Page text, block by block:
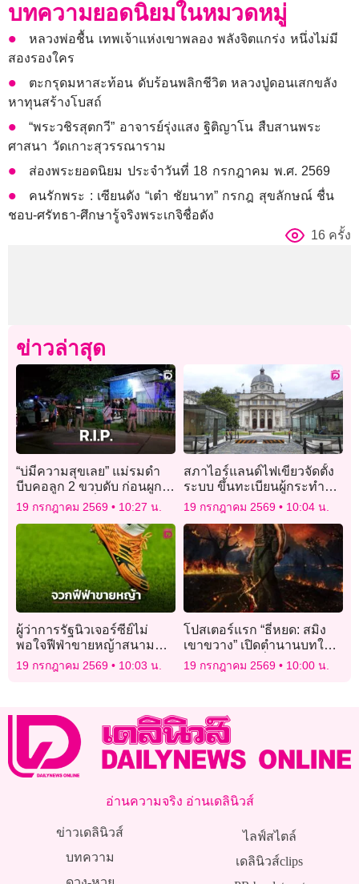
บทความยอดนิยมในหมวดหมู่
หลวงพ่อชื้น เทพเจ้าแห่งเขาพลอง พลังจิตแกร่ง หนึ่งไม่มี
สองรองใคร
ตะกรุดมหาสะท้อน ดับร้อนพลิกชีวิต หลวงปู่ดอนเสกขลัง
หาทุนสร้างโบสถ์
“พระวชิรสุตกวี” อาจารย์รุ่งแสง ฐิติญาโน สืบสานพระ
ศาสนา วัดเกาะสุวรรณาราม
ส่องพระยอดนิยม ประจำวันที่ 18 กรกฎาคม พ.ศ. 2569
คนรักพระ : เซียนดัง “เต๋า ชัยนาท” กรกฎ สุขลักษณ์ ชื่น
ชอบ-ศรัทธา-ศึกษารู้จริงพระเกจิชื่อดัง
16 ครั้ง
ข่าวล่าสุด
“บ่มีความสุขเลย” แม่รมดำ
บีบคอลูก 2 ขวบดับ ก่อนผูก
คอตายคู่ ปมเพิ่งโทรขู่หย่าผัว
ติดเพื่อน
19 กรกฎาคม 2569 10:27 น.
สภาไอร์แลนด์ไฟเขียวจัดตั้ง
ระบบ ขึ้นทะเบียนผู้กระทำผิด
คดีความรุนแรงในครอบครัว
19 กรกฎาคม 2569 10:04 น.
ผู้ว่าการรัฐนิวเจอร์ซีย์ไม่
พอใจฟีฟ่าขายหญ้าสนามชิง
ฟุตบอลโลก
19 กรกฎาคม 2569 10:03 น.
โปสเตอร์แรก “ธี่หยด: สมิง
เขาขวาง” เปิดตำนานบทใหม่
ของจักรวาล “ธี่หยด”
19 กรกฎาคม 2569 10:00 น.
อ่านความจริง อ่านเดลินิวส์
ข่าวเดลินิวส์
บทความ
ไลฟ์สไตล์
เดลินิวส์clips